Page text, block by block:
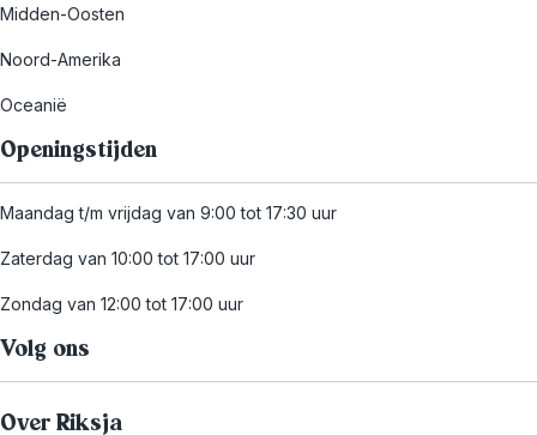
Midden-Oosten
Noord-Amerika
Oceanië
Openingstijden
Maandag t/m vrijdag van 9:00 tot 17:30 uur
Zaterdag van 10:00 tot 17:00 uur
Zondag van 12:00 tot 17:00 uur
Volg ons
Over Riksja